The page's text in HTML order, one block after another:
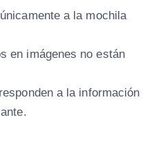
a la mochila
en imágenes no están
a la información